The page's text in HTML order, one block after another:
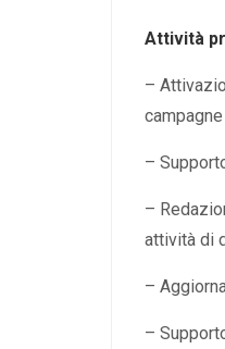
Attività
–
–
–
attività di
–
–